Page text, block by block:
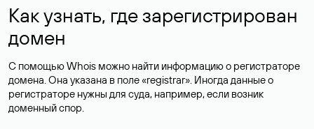
Как узнать, где зарегистрирован
домен
С помощью Whois можно найти информацию о регистраторе
домена. Она указана в поле «registrar». Иногда данные о
регистраторе нужны для суда, например, если возник
доменный спор.